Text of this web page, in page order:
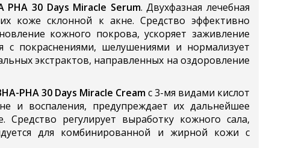
PHA 30 Days Miracle Serum. Двухфазная лечебная
коже склонной к акне. Средство эффективно
кожного покрова, ускоряет заживление
с покраснениями, шелушениями и нормализует
экстрактов, направленных на оздоровление
PHA 30 Days Miracle Creamс 3-мя видами кислот
и воспаления, предупреждает их дальнейшее
регулирует выработку кожного сала,
для комбинированной и жирной кожи с